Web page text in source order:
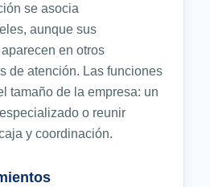
se asocia
aunque sus
en otros
de atención. Las funciones
tamaño de la empresa: un
o reunir
y coordinación.